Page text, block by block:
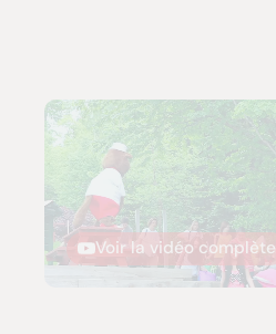
Voir la vidéo complète